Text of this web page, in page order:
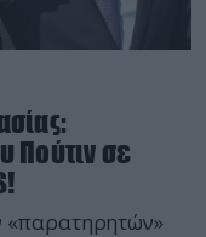
Πούτιν σε
«παρατηρητών»